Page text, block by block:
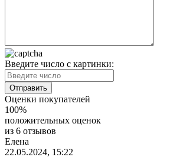
Введите число с картинки:
Оценки покупателей
100%
положительных оценок
из 6 отзывов
Елена
22.05.2024, 15:22